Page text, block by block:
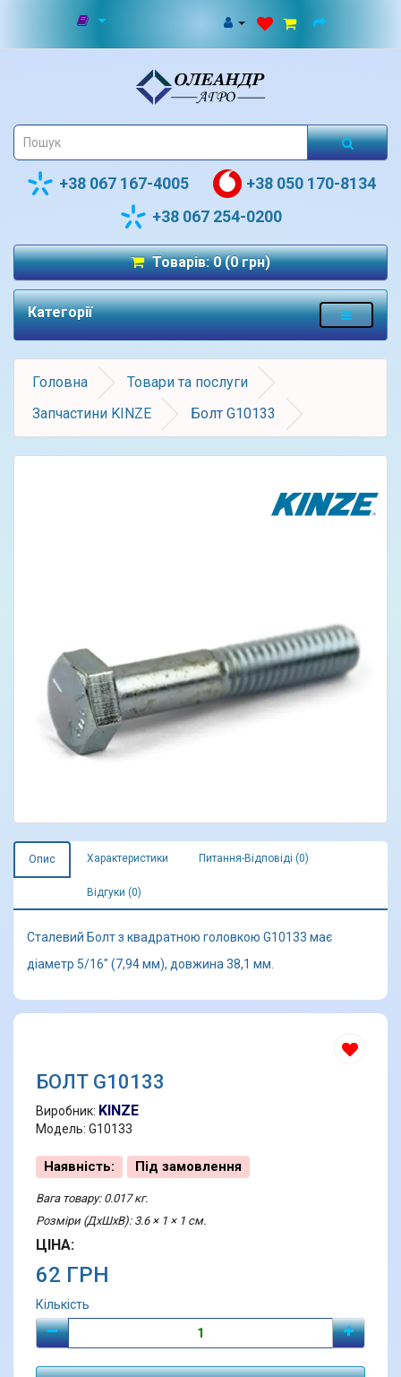
+38 067 167-4005
+38 050 170-8134
+38 067 254-0200
Товарів: 0 (0 грн)
Категорії
Головна
Товари та послуги
Запчастини KINZE
Болт G10133
Опис Характеристики Питання-Відповіді (0)
Відгуки (0)
Сталевий Болт з квадратною головкою G10133 має
діаметр 5/16" (7,94 мм), довжина 38,1 мм.
БОЛТ G10133
Виробник: KINZE
Модель: G10133
Наявність: Під замовлення
Вага товару: 0.017 кг.
Розміри (ДхШхВ): 3.6 × 1 × 1 см.
ЦІНА:
62 ГРН
Кількість